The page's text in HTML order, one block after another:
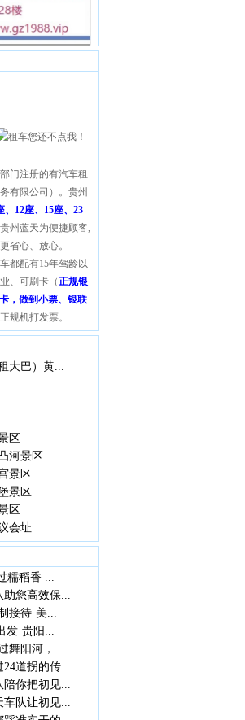
门注册的有汽车租
有限公司）。贵州
、12座、15座、23
州蓝天为便捷顾客,
省心、放心。
都配有15年驾龄以
、可刷卡（正规银
，做到小票、银联
规机打发票。
大巴）黄...
区
河景区
景区
景区
区
会址
糯稻香 ...
助您高效保...
接待·美...
发·贵阳...
舞阳河，...
道拐的传...
陪你把初见...
车队让初见...